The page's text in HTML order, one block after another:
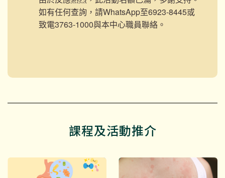
如有任何查詢，請WhatsApp至6923-8445或
致電3763-1000與本中心職員聯絡。
課程及活動推介